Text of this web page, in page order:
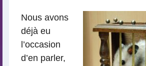
Nous avons
déjà eu
l’occasion
d’en parler,